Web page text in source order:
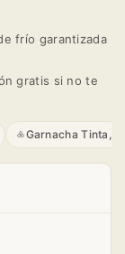
frío garantizada
gratis si no te
Garnacha Tinta,